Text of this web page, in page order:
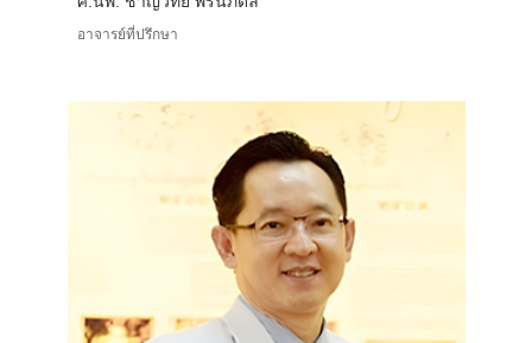
อาจารย์ที่ปรึกษา